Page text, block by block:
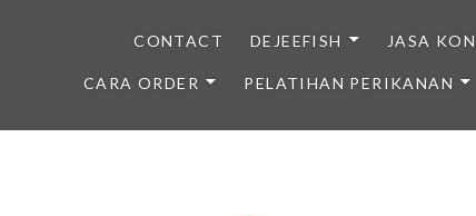
IKAN BERKUALITAS
CONTACT DEJEEFISH JASA
CARA ORDER PELATIHAN PERIKANAN